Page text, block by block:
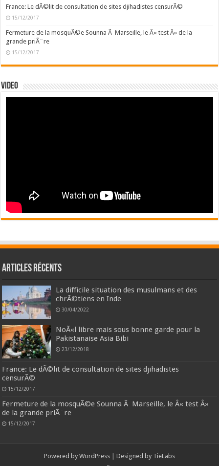
France: Le dÃ©lit de consultation de sites djihadistes censurÃ©
15/12/2017
Fermeture de la mosquÃ©e Sounna Ã Marseille, le Â« test Â» de la
grande priÃ¨re
15/12/2017
Video
Articles récents
La difficile situation des musulmans et des
chrÃ©tiens en Inde
30/04/2022
NoÃ«l libre mais sous bonne garde pour la
Pakistanaise Asia Bibi
23/12/2018
France: Le dÃ©lit de consultation de sites djihadistes
censurÃ©
15/12/2017
Fermeture de la mosquÃ©e Sounna Ã Marseille, le Â« test Â»
de la grande priÃ¨re
15/12/2017
Powered by WordPress | Designed by TieLabs